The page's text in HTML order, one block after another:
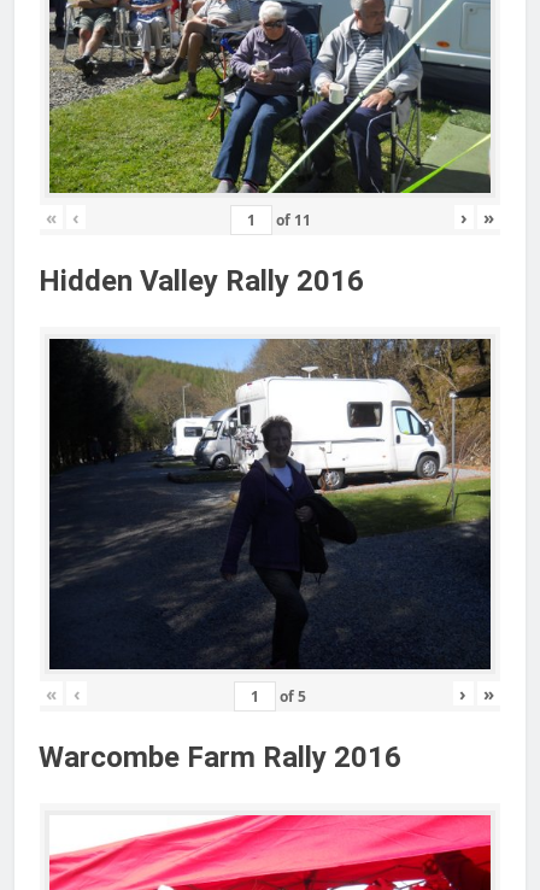
« ‹ of 11 › »
Hidden Valley Rally 2016
« ‹ of5 › »
Warcombe Farm Rally 2016